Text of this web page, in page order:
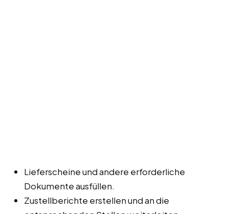
Lieferscheine und andere erforderliche
Dokumente ausfüllen.
Zustellberichte erstellen und an die